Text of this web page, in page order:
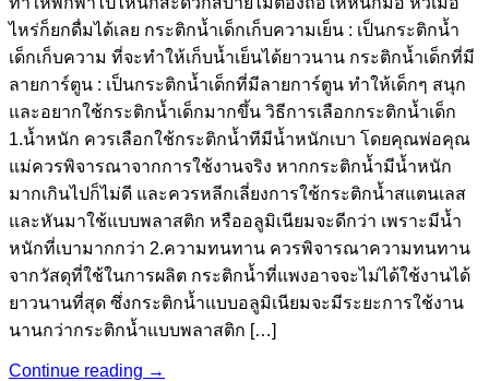
ไหร่ก็ยกดื่มได้เลย กระติกน้ำเด็กเก็บความเย็น : เป็นกระติกน้ำ
เด็กเก็บความ ที่จะทำให้เก็บน้ำเย็นได้ยาวนาน กระติกน้ำเด็กที่มี
ลายการ์ตูน : เป็นกระติกน้ำเด็กที่มีลายการ์ตูน ทำให้เด็กๆ สนุก
และอยากใช้กระติกน้ำเด็กมากขึ้น วิธีการเลือกกระติกน้ำเด็ก
1.น้ำหนัก ควรเลือกใช้กระติกน้ำทีมีน้ำหนักเบา โดยคุณพ่อคุณ
แม่ควรพิจารณาจากการใช้งานจริง หากกระติกน้ำมีน้ำหนัก
มากเกินไปก็ไม่ดี และควรหลีกเลี่ยงการใช้กระติกน้ำสแตนเลส
และหันมาใช้แบบพลาสติก หรืออลูมิเนียมจะดีกว่า เพราะมีน้ำ
หนักที่เบามากกว่า 2.ความทนทาน ควรพิจารณาความทนทาน
จากวัสดุที่ใช้ในการผลิต กระติกน้ำที่แพงอาจจะไม่ได้ใช้งานได้
ยาวนานที่สุด ซึ่งกระติกน้ำแบบอลูมิเนียมจะมีระยะการใช้งาน
นานกว่ากระติกน้ำแบบพลาสติก […]
Continue reading →